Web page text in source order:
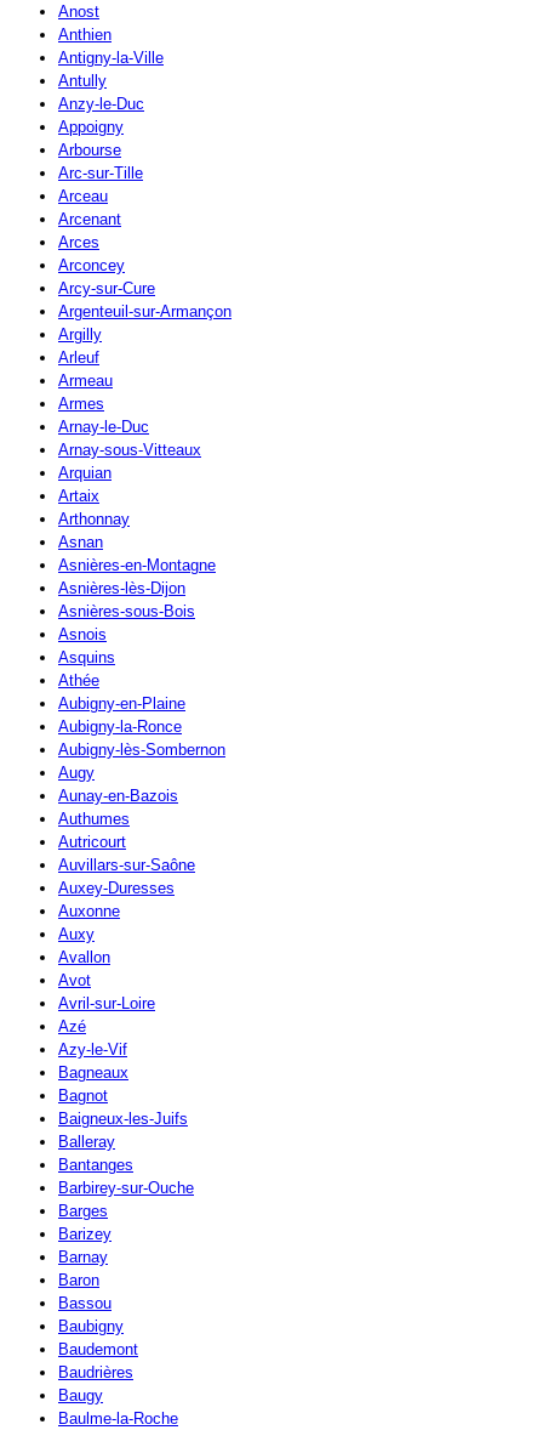
Anost
Anthien
Antigny-la-Ville
Antully
Anzy-le-Duc
Appoigny
Arbourse
Arc-sur-Tille
Arceau
Arcenant
Arces
Arconcey
Arcy-sur-Cure
Argenteuil-sur-Armançon
Argilly
Arleuf
Armeau
Armes
Arnay-le-Duc
Arnay-sous-Vitteaux
Arquian
Artaix
Arthonnay
Asnan
Asnières-en-Montagne
Asnières-lès-Dijon
Asnières-sous-Bois
Asnois
Asquins
Athée
Aubigny-en-Plaine
Aubigny-la-Ronce
Aubigny-lès-Sombernon
Augy
Aunay-en-Bazois
Authumes
Autricourt
Auvillars-sur-Saône
Auxey-Duresses
Auxonne
Auxy
Avallon
Avot
Avril-sur-Loire
Azé
Azy-le-Vif
Bagneaux
Bagnot
Baigneux-les-Juifs
Balleray
Bantanges
Barbirey-sur-Ouche
Barges
Barizey
Barnay
Baron
Bassou
Baubigny
Baudemont
Baudrières
Baugy
Baulme-la-Roche